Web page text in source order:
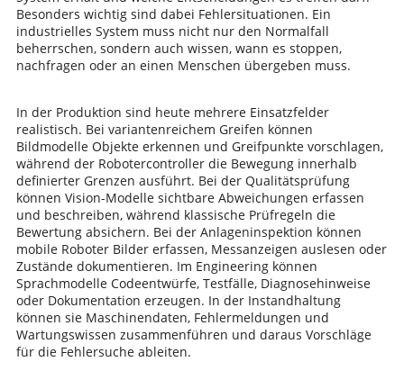
Besonders wichtig sind dabei Fehlersituationen. Ein
industrielles System muss nicht nur den Normalfall
beherrschen, sondern auch wissen, wann es stoppen,
nachfragen oder an einen Menschen übergeben muss.
In der Produktion sind heute mehrere Einsatzfelder
realistisch. Bei variantenreichem Greifen können
Bildmodelle Objekte erkennen und Greifpunkte vorschlagen,
während der Robotercontroller die Bewegung innerhalb
definierter Grenzen ausführt. Bei der Qualitätsprüfung
können Vision-Modelle sichtbare Abweichungen erfassen
und beschreiben, während klassische Prüfregeln die
Bewertung absichern. Bei der Anlageninspektion können
mobile Roboter Bilder erfassen, Messanzeigen auslesen oder
Zustände dokumentieren. Im Engineering können
Sprachmodelle Codeentwürfe, Testfälle, Diagnosehinweise
oder Dokumentation erzeugen. In der Instandhaltung
können sie Maschinendaten, Fehlermeldungen und
Wartungswissen zusammenführen und daraus Vorschläge
für die Fehlersuche ableiten.